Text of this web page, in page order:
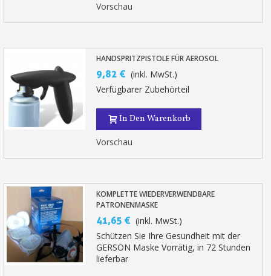
Vorschau
HANDSPRITZPISTOLE FÜR AEROSOL
9,82 € (inkl. MwSt.)
Verfügbarer Zubehörteil
In Den Warenkorb
Vorschau
KOMPLETTE WIEDERVERWENDBARE
PATRONENMASKE
41,65 € (inkl. MwSt.)
Schützen Sie Ihre Gesundheit mit der
GERSON Maske Vorrätig, in 72 Stunden
lieferbar